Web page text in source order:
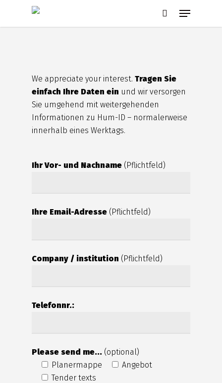
Menu
We appreciate your interest.Tragen Sie
einfach Ihre Daten ein und wir versorgen
Sie umgehend mit weitergehenden
Informationen zu Hum-ID – normalerweise
innerhalb eines Werktags.
Ihr Vor- und Nachname (Pflichtfeld)
Ihre Email-Adresse (Pflichtfeld)
Company / institution (Pflichtfeld)
Telefonnr.:
Please send me... (optional)
Planermappe
Angebot
Tender texts